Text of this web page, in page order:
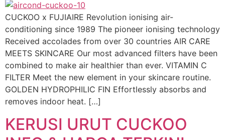
CUCKOO x FUJIAIRE Revolution ionising air-
conditioning since 1989 The pioneer ionising technology
Received accolades from over 30 countries AIR CARE
MEETS SKINCARE Our most advanced filters have been
combined to make air healthier than ever. VITAMIN C
FILTER Meet the new element in your skincare routine.
GOLDEN HYDROPHILIC FIN Effortlessly absorbs and
removes indoor heat. […]
KERUSI URUT CUCKOO